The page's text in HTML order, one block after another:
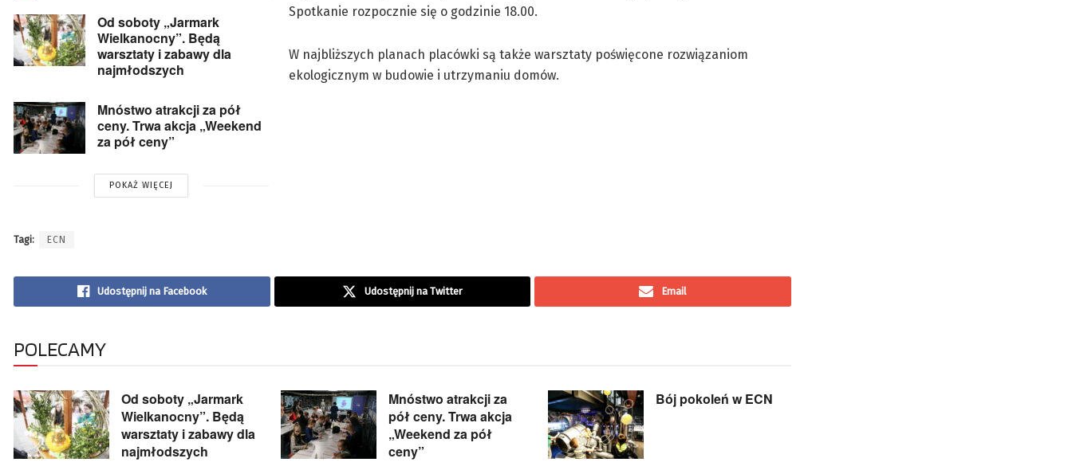
Od soboty „Jarmark
Wielkanocny”. Będą
warsztaty i zabawy dla
najmłodszych
Mnóstwo atrakcji za pół
ceny. Trwa akcja „Weekend
za pół ceny”
POKAŻ WIĘCEJ
Spotkanie rozpocznie się o godzinie 18.00.
W najbliższych planach placówki są także warsztaty poświęcone rozwiązaniom
ekologicznym w budowie i utrzymaniu domów.
Tagi: ECN
Udostępnij na Facebook Udostępnij na Twitter Email
POLECAMY
Od soboty „Jarmark
Wielkanocny”. Będą
warsztaty i zabawy dla
najmłodszych
Mnóstwo atrakcji za
pół ceny. Trwa akcja
„Weekend za pół
ceny”
Bój pokoleń w ECN